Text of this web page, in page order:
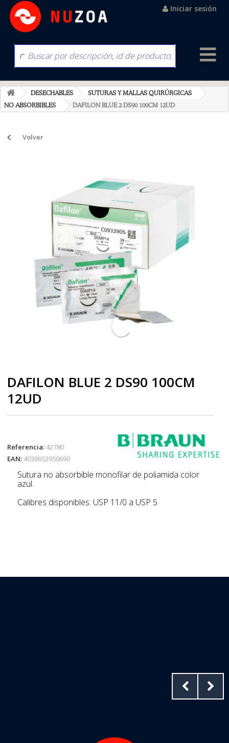
Iniciar sesión
DESECHABLES
SUTURAS Y MALLAS QUIRÚRGICAS
NO ABSORBIBLES
DAFILON BLUE 2 DS90 100CM 12UD
Volver
DAFILON BLUE 2 DS90 100CM
12UD
Referencia:42780
EAN:4038653950690
Sutura no absorbible monofilar de poliamida color
azul.
Calibres disponibles: USP 11/0 a USP 5